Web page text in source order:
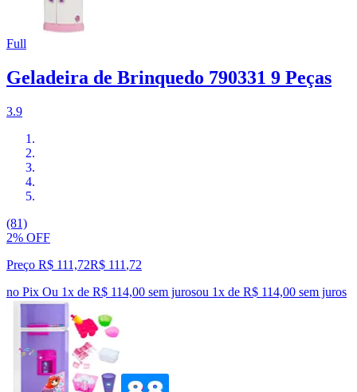
Full
Geladeira de Brinquedo 790331 9 Peças
3.9
(81)
2% OFF
Preço R$ 111,72R$ 111 ,72
no Pix Ou 1x de R$ 114,00 sem jurosou 1x de R$ 114,00 sem juros